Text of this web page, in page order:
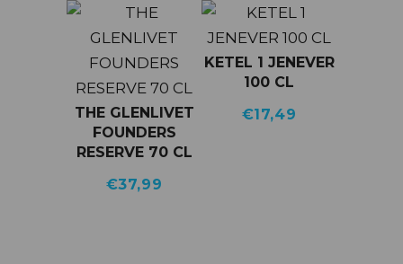
THE GLENLIVET
FOUNDERS
RESERVE 70 CL
€37,99
KETEL 1 JENEVER
100 CL
€17,49